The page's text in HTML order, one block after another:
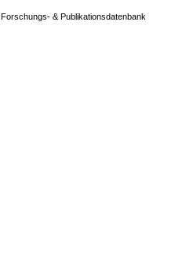
Forschungs- & Publikationsdatenbank